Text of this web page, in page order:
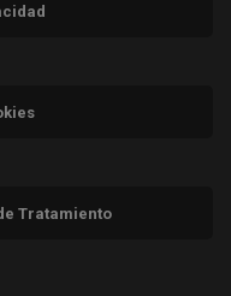
Tratamiento